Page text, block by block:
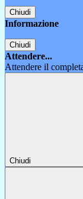
Chiudi
Informazione
Chiudi
Attendere...
Attendere il
Chiudi